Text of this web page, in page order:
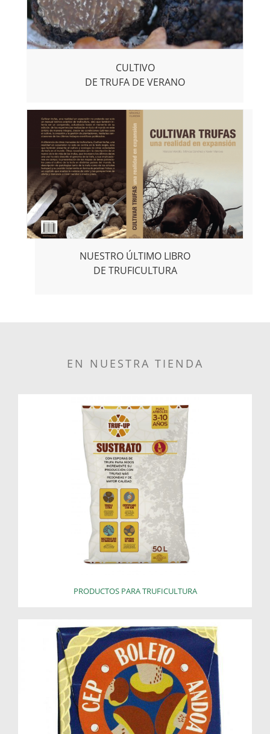
CULTIVO
DE TRUFA DE VERANO
NUESTRO ÚLTIMO LIBRO
DE TRUFICULTURA
EN NUESTRA TIENDA
PRODUCTOS PARA TRUFICULTURA